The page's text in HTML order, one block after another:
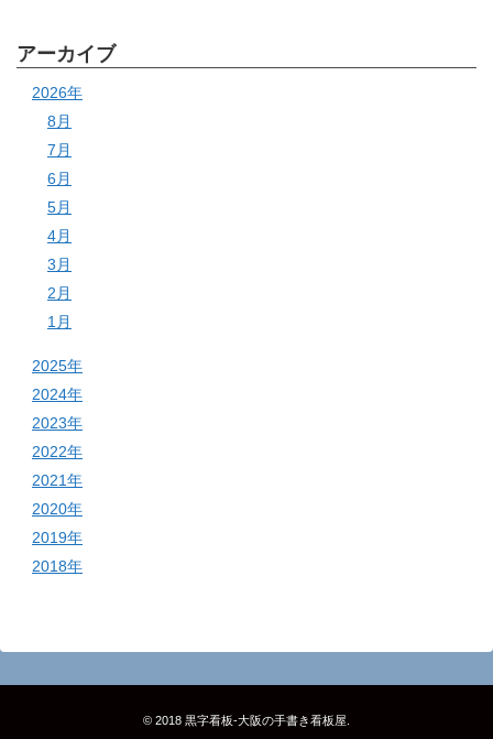
アーカイブ
2026年
8月
7月
6月
5月
4月
3月
2月
1月
2025年
2024年
2023年
2022年
2021年
2020年
2019年
2018年
© 2018 黒字看板‐大阪の手書き看板屋